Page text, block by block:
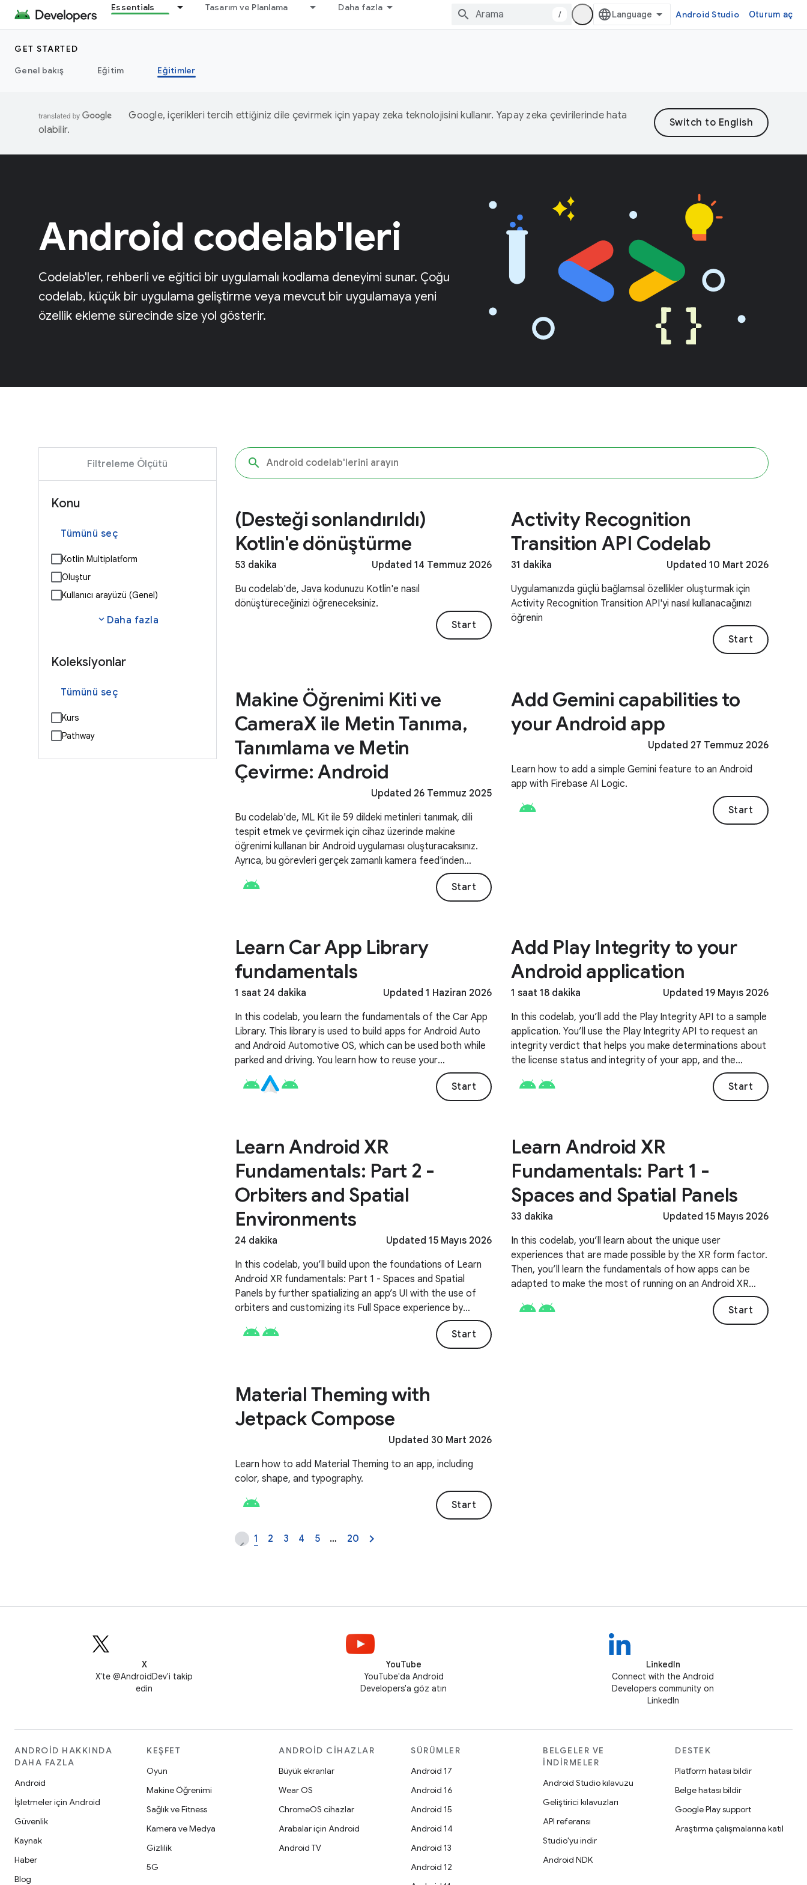
Essentials Tasarım ve Planlama Daha fazla
/ Android Studio Oturum aç
GET STARTED
Genel bakış
Eğitim Eğitimler
Google, içerikleri tercih ettiğiniz dile çevirmek için yapay zeka teknolojisini kullanır. Yapay zeka çevirilerinde hata
olabilir.
Android codelab'leri
Codelab'ler, rehberli ve eğitici bir uygulamalı kodlama deneyimi sunar. Çoğu
codelab, küçük bir uygulama geliştirme veya mevcut bir uygulamaya yeni
özellik ekleme sürecinde size yol gösterir.
Filtreleme Ölçütü
Konu
Tümünü seç
Kotlin Multiplatform
Oluştur
Kullanıcı arayüzü (Genel)
expand_more Daha fazla
Koleksiyonlar
Tümünü seç
Kurs
Pathway
(Desteği sonlandırıldı)
Kotlin'e dönüştürme
53 dakika
Updated 14 Temmuz 2026
Bu codelab'de, Java kodunuzu Kotlin'e nasıl
dönüştüreceğinizi öğreneceksiniz.
Start
Activity Recognition
Transition API Codelab
31 dakika
Updated 10 Mart 2026
Uygulamanızda güçlü bağlamsal özellikler oluşturmak için
Activity Recognition Transition API'yi nasıl kullanacağınızı
öğrenin
Start
Makine Öğrenimi Kiti ve
CameraX ile Metin Tanıma,
Tanımlama ve Metin
Çevirme: Android
Updated 26 Temmuz 2025
Bu codelab'de, ML Kit ile 59 dildeki metinleri tanımak, dili
tespit etmek ve çevirmek için cihaz üzerinde makine
öğrenimi kullanan bir Android uygulaması oluşturacaksınız.
Ayrıca, bu görevleri gerçek zamanlı kamera feed'inden
gerçekleştirmek için CameraX kitaplığını nasıl entegre
edeceğinizi de öğreneceksiniz.
Start
Add Gemini capabilities to
your Android app
Updated 27 Temmuz 2026
Learn how to add a simple Gemini feature to an Android
app with Firebase AI Logic.
Start
Learn Car App Library
fundamentals
1 saat 24 dakika
Updated 1 Haziran 2026
In this codelab, you learn the fundamentals of the Car App
Library. This library is used to build apps for Android Auto
and Android Automotive OS, which can be used both while
parked and driving. You learn how to reuse your
implementation across both platforms and have it handle
the hard stuff, like different screen configurations and input
Start
Add Play Integrity to your
Android application
1 saat 18 dakika
Updated 19 Mayıs 2026
In this codelab, you’ll add the Play Integrity API to a sample
application. You’ll use the Play Integrity API to request an
integrity verdict that helps you make determinations about
the license status and integrity of your app, and the
Start
Learn Android XR
Fundamentals: Part 2 -
Orbiters and Spatial
Environments
24 dakika
Updated 15 Mayıs 2026
In this codelab, you’ll build upon the foundations of Learn
Android XR fundamentals: Part 1 - Spaces and Spatial
Panels by further spatializing an app’s UI with the use of
orbiters and customizing its Full Space experience by
Start
Learn Android XR
Fundamentals: Part 1 -
Spaces and Spatial Panels
33 dakika
Updated 15 Mayıs 2026
In this codelab, you’ll learn about the unique user
experiences that are made possible by the XR form factor.
Then, you’ll learn the fundamentals of how apps can be
adapted to make the most of running on an Android XR
headset by using the composables provided by the
Jetpack Compose for XR library.
Start
Material Theming with
Jetpack Compose
Updated 30 Mart 2026
Learn how to add Material Theming to an app, including
color, shape, and typography.
Start
1 2 3 4 5 … 20
X
X'te @AndroidDev'i takip
edin
YouTube
YouTube'da Android
Developers'a göz atın
LinkedIn
Connect with the Android
Developers community on
LinkedIn
ANDROID HAKKINDA
DAHA FAZLA
Android
İşletmeler için Android
Güvenlik
Kaynak
Haber
Blog
KEŞFET
Oyun
Makine Öğrenimi
Sağlık ve Fitness
Kamera ve Medya
Gizlilik
5G
ANDROID CIHAZLAR
Büyük ekranlar
Wear OS
ChromeOS cihazlar
Arabalar için Android
Android TV
SÜRÜMLER
Android 17
Android 16
Android 15
Android 14
Android 13
Android 12
BELGELER VE
İNDIRMELER
Android Studio kılavuzu
Geliştirici kılavuzları
API referansı
Studio'yu indir
Android NDK
DESTEK
Platform hatası bildir
Belge hatası bildir
Google Play support
Araştırma çalışmalarına katıl